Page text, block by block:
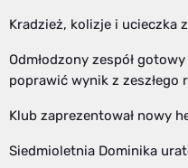
Kradzież, kolizje i ucieczka
Odmłodzony zespół
poprawić wynik z zeszłego
Klub zaprezentował nowy
Siedmioletnia Dominika